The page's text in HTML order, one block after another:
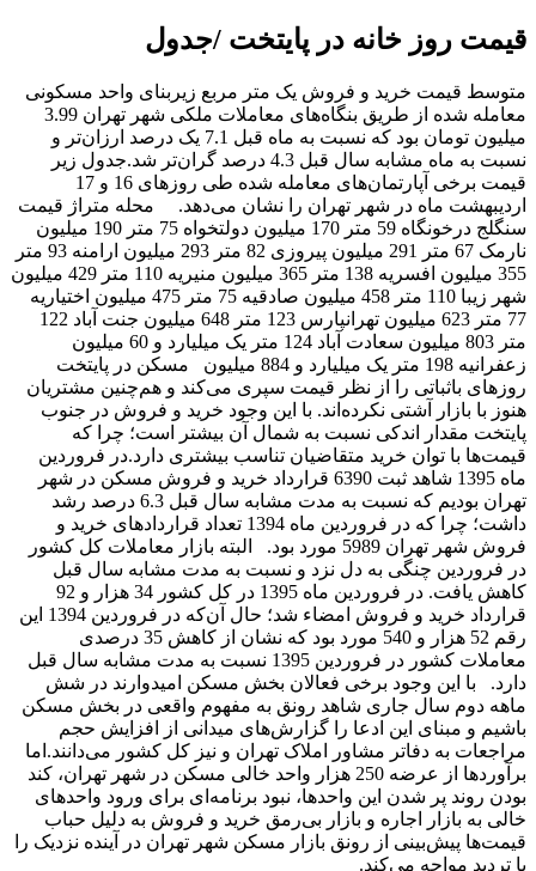
قیمت روز خانه در پایتخت /جدول
متوسط قیمت خرید و فروش یک متر مربع زیربنای واحد مسکونی
معامله شده از طریق بنگاه‌های معاملات ملکی شهر تهران 3.99
میلیون تومان بود که نسبت به ماه قبل 7.1 یک درصد ارزان‌تر و
نسبت به ماه مشابه سال قبل 4.3 درصد گران‌تر شد.جدول زیر
قیمت برخی آپارتمان‌های معامله شده طی روزهای 16 و 17
اردیبهشت ماه در شهر تهران را نشان می‌دهد. محله متراژ قیمت
سنگلج درخونگاه 59 متر 170 میلیون دولتخواه 75 متر 190 میلیون
نارمک 67 متر 291 میلیون پیروزی 82 متر 293 میلیون ارامنه 93 متر
355 میلیون افسریه 138 متر 365 میلیون منیریه 110 متر 429 میلیون
شهر زیبا 110 متر 458 میلیون صادقیه 75 متر 475 میلیون اختیاریه
77 متر 623 میلیون تهرانپارس 123 متر 648 میلیون جنت آباد 122
متر 803 میلیون سعادت آباد 124 متر یک میلیارد و 60 میلیون
زعفرانیه 198 متر یک میلیارد و 884 میلیون مسکن در پایتخت
روزهای باثباتی را از نظر قیمت سپری می‌کند و هم‌چنین مشتریان
هنوز با بازار آشتی نکرده‌اند. با این وجود خرید و فروش در جنوب
پایتخت مقدار اندکی نسبت به شمال آن بیشتر است؛ چرا که
قیمت‌ها با توان خرید متقاضیان تناسب بیشتری دارد.در فروردین
ماه 1395 شاهد ثبت 6390 قرارداد خرید و فروش مسکن در شهر
تهران بودیم که نسبت به مدت مشابه سال قبل 6.3 درصد رشد
داشت؛ چرا که در فروردین ماه 1394 تعداد قراردادهای خرید و
فروش شهر تهران 5989 مورد بود. البته بازار معاملات کل کشور
در فروردین چنگی به دل نزد و نسبت به مدت مشابه سال قبل
کاهش یافت. در فروردین ماه 1395 در کل کشور 34 هزار و 92
قرارداد خرید و فروش امضاء شد؛ حال آن‌که در فروردین 1394 این
رقم 52 هزار و 540 مورد بود که نشان از کاهش 35 درصدی
معاملات کشور در فروردین 1395 نسبت به مدت مشابه سال قبل
دارد. با این وجود برخی فعالان بخش مسکن امیدوارند در شش
ماهه دوم سال جاری شاهد رونق به مفهوم واقعی در بخش مسکن
باشیم و مبنای این ادعا را گزارش‌های میدانی از افزایش حجم
مراجعات به دفاتر مشاور املاک تهران و نیز کل کشور می‌دانند.اما
برآوردها از عرضه 250 هزار واحد خالی مسکن در شهر تهران، کند
بودن روند پر شدن این واحدها، نبود برنامه‌ای برای ورود واحدهای
خالی به بازار اجاره و بازار بی‌رمق خرید و فروش به دلیل حباب
قیمت‌ها پیش‌بینی از رونق بازار مسکن شهر تهران در آینده نزدیک را
با تردید مواجه می‌کند.